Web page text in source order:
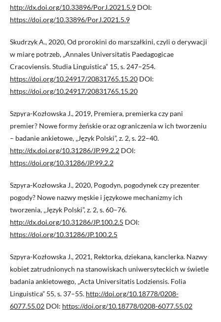
http://dx.doi.org/10.33896/PorJ.2021.5.9 DOI:
https://doi.org/10.33896/PorJ.2021.5.9
Skudrzyk A., 2020, Od prorokini do marszałkini, czyli o derywacji
w miarę potrzeb, „Annales Universitatis Paedagogicae
Cracoviensis. Studia Linguistica” 15, s. 247–254.
https://doi.org/10.24917/20831765.15.20 DOI:
https://doi.org/10.24917/20831765.15.20
Szpyra-Kozłowska J., 2019, Premiera, premierka czy pani
premier? Nowe formy żeńskie oraz ograniczenia w ich tworzeniu
– badanie ankietowe, „Język Polski”, z. 2, s. 22–40.
http://dx.doi.org/10.31286/JP.99.2.2 DOI:
https://doi.org/10.31286/JP.99.2.2
Szpyra-Kozłowska J., 2020, Pogodyn, pogodynek czy prezenter
pogody? Nowe nazwy męskie i językowe mechanizmy ich
tworzenia, „Język Polski”, z. 2, s. 60–76.
http://dx.doi.org/10.31286/JP.100.2.5 DOI:
https://doi.org/10.31286/JP.100.2.5
Szpyra-Kozłowska J., 2021, Rektorka, dziekana, kanclerka. Nazwy
kobiet zatrudnionych na stanowiskach uniwersyteckich w świetle
badania ankietowego, „Acta Universitatis Lodziensis. Folia
Linguistica” 55, s. 37–55. http://doi.org/10.18778/0208-
6077.55.02 DOI: https://doi.org/10.18778/0208-6077.55.02